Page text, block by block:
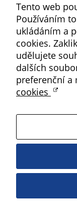
YouTube
Instagram
RSS
Kbely
Satalice
Tento web
Používáním
ukládáním a
cookies.
udělujete
dalších
preferenční a
cookies